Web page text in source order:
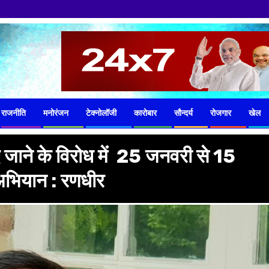
राजनीति मनोरंजन टेक्नोलॉजी कारोबार सौन्दर्य रोजगार खेल
जाने के विरोध में 25 जनवरी से 15
: रणधीर